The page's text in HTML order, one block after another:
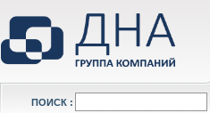
ПОИСК :